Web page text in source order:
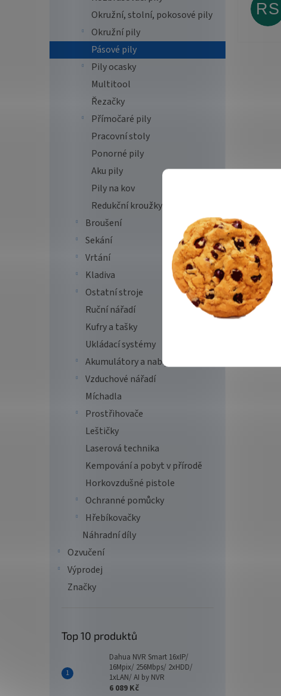
Okružní, stolní, pokosové pily
Okružní pily
Pásové pily
Pily ocasky
Multitool
Řezačky
Přímočaré pily
Pracovní stoly
Ponorné pily
Aku pily
Pily na kov
Redukční kroužky
Broušení
Sekání
Vrtání
Kladiva
Ostatní stroje
Ruční nářadí
Kufry a tašky
Ukládací systémy
Akumulátory a nabíječky
Vzduchové nářadí
Míchadla
Prostřihovače
Leštičky
Laserová technika
Kempování a pobyt v přírodě
Horkovzdušné pistole
Ochranné pomůcky
Hřebíkovačky
Náhradní díly
Ozvučení
Výprodej
Značky
Top 10 produktů
Dahua NVR Smart 16xIP/
16Mpix/ 256Mbps/ 2xHDD/
1xLAN/ AI by NVR
6 089 Kč
RS